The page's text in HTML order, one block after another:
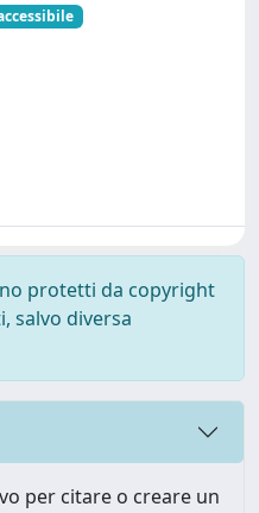
protetti da copyright
salvo diversa
per citare o creare un